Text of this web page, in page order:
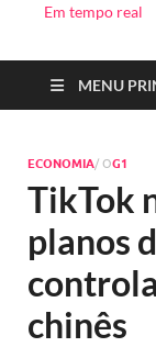
Em tempo real
MENU
ECONOMIA/ OG1
TikTok
planos
chinês